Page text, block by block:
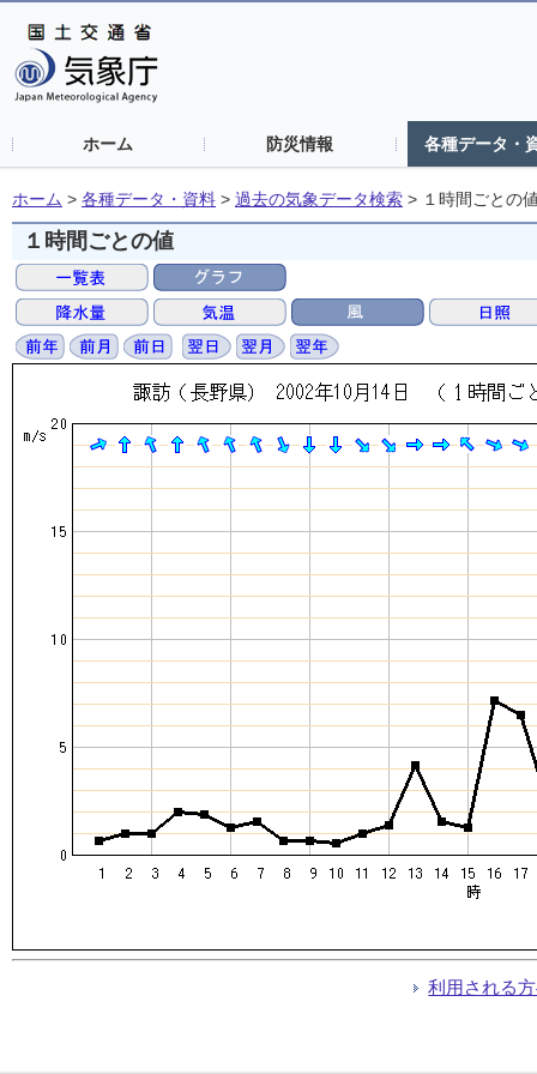
ホーム 防災情報 各種データ・
ホーム > 各種データ・資料 > 過去の気象データ検索 > １時間ごとの
１時間ごとの値
利用される